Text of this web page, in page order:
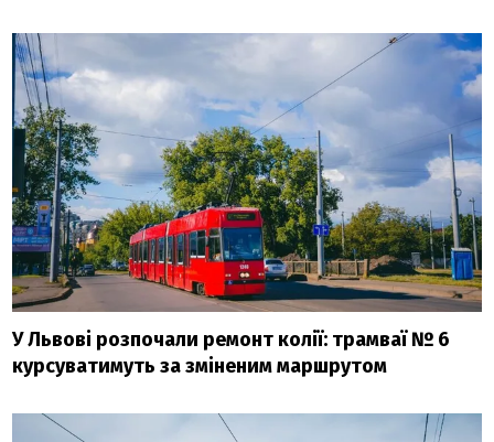
У Львові розпочали ремонт колії: трамваї № 6
курсуватимуть за зміненим маршрутом